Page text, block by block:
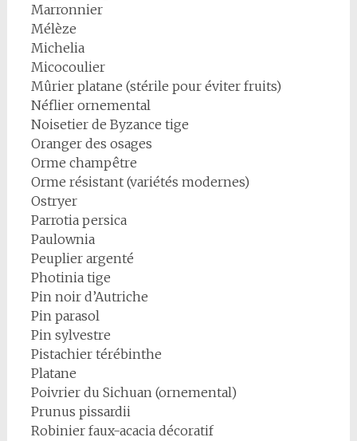
Marronnier
Mélèze
Michelia
Micocoulier
Mûrier platane (stérile pour éviter fruits)
Néflier ornemental
Noisetier de Byzance tige
Oranger des osages
Orme champêtre
Orme résistant (variétés modernes)
Ostryer
Parrotia persica
Paulownia
Peuplier argenté
Photinia tige
Pin noir d’Autriche
Pin parasol
Pin sylvestre
Pistachier térébinthe
Platane
Poivrier du Sichuan (ornemental)
Prunus pissardii
Robinier faux-acacia décoratif